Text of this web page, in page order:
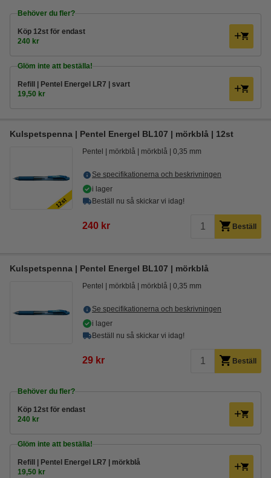
Behöver du fler?
Köp 12st för endast
240 kr
Glöm inte att beställa!
Refill | Pentel Energel LR7 | svart
19,50 kr
Kulspetspenna | Pentel Energel BL107 | mörkblå | 12st
Pentel mörkblå mörkblå 0,35 mm
Se specifikationerna och beskrivningen
i lager
Beställ nu så skickar vi idag!
240 kr Beställ
Kulspetspenna | Pentel Energel BL107 | mörkblå
Pentel mörkblå mörkblå 0,35 mm
Se specifikationerna och beskrivningen
i lager
Beställ nu så skickar vi idag!
29 kr Beställ
Behöver du fler?
Köp 12st för endast
240 kr
Glöm inte att beställa!
Refill | Pentel Energel LR7 | mörkblå
19,50 kr